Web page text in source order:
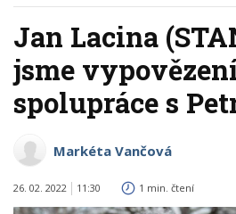
Jan Lacina
jsme
spolupráce s
Markéta Vančová
26. 02. 2022 11:30 1 min. čtení